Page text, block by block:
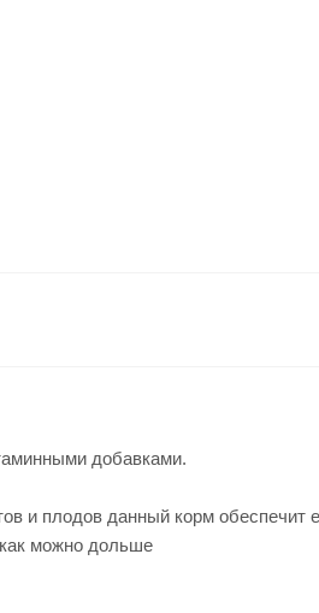
добавками.
и плодов данный корм
можно дольше